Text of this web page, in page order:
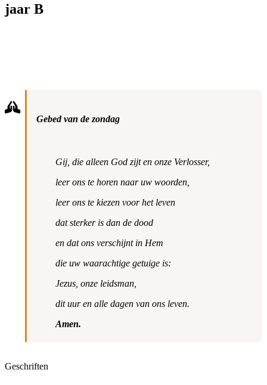
jaar B
Gebed van de zondag
Gij, die alleen God zijt en onze Verlosser,
leer ons te horen naar uw woorden,
leer ons te kiezen voor het leven
dat sterker is dan de dood
en dat ons verschijnt in Hem
die uw waarachtige getuige is:
Jezus, onze leidsman,
dit uur en alle dagen van ons leven.
Amen.
Geschriften